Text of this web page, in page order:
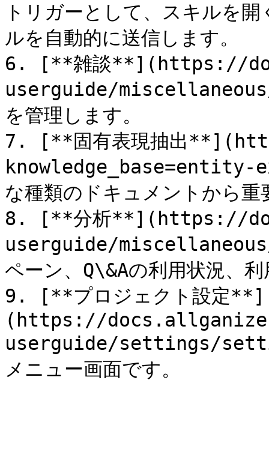
トリガーとして、スキルを
ルを自動的に送信します。
6. [**雑談**](https://
userguide/
を管理します。
7. [**固有表現抽出
な種類のドキュメントから
8. [**分析**](https://
userguide/
ペーン、Q\&Aの利用状況、
9. [**プロジェクト設定**]
(https://
userguide/settings/